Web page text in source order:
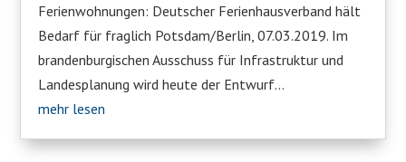
Ferienwohnungen: Deutscher Ferienhausverband hält
Bedarf für fraglich Potsdam/Berlin, 07.03.2019. Im
brandenburgischen Ausschuss für Infrastruktur und
Landesplanung wird heute der Entwurf...
mehr lesen